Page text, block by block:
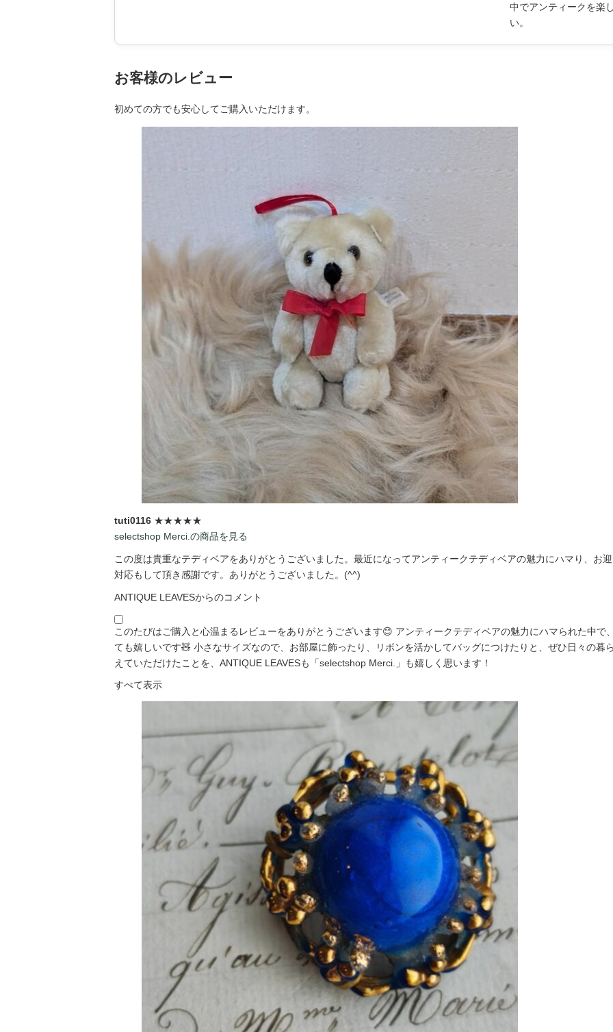
中でアンティークを楽
い。
お客様のレビュー
初めての方でも安心してご購入いただけます。
tuti0116 ★★★★★
selectshop Merci.の商品を見る
この度は貴重なテディベアをありがとうございました。最近になってアンティークテディベアの魅力にハマり、お
対応もして頂き感謝です。ありがとうございました。(^^)
ANTIQUE LEAVESからのコメント
このたびはご購入と心温まるレビューをありがとうございます😊 アンティークテディベアの魅力にハマられた中で
ても嬉しいです🧸 小さなサイズなので、お部屋に飾ったり、リボンを活かしてバッグにつけたりと、ぜひ日々の暮
えていただけたことを、ANTIQUE LEAVESも「selectshop Merci.」も嬉しく思います！
すべて表示